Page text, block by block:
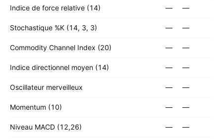
Indice de force relative (14) — —
Stochastique %K (14, 3, 3) — —
Commodity Channel Index (20) — —
Indice directionnel moyen (14) — —
Oscillateur merveilleux — —
Momentum (10) — —
Niveau MACD (12,26) — —